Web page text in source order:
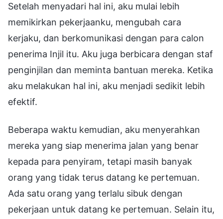
Setelah menyadari hal ini, aku mulai lebih
memikirkan pekerjaanku, mengubah cara
kerjaku, dan berkomunikasi dengan para calon
penerima Injil itu. Aku juga berbicara dengan staf
penginjilan dan meminta bantuan mereka. Ketika
aku melakukan hal ini, aku menjadi sedikit lebih
efektif.
Beberapa waktu kemudian, aku menyerahkan
mereka yang siap menerima jalan yang benar
kepada para penyiram, tetapi masih banyak
orang yang tidak terus datang ke pertemuan.
Ada satu orang yang terlalu sibuk dengan
pekerjaan untuk datang ke pertemuan. Selain itu,